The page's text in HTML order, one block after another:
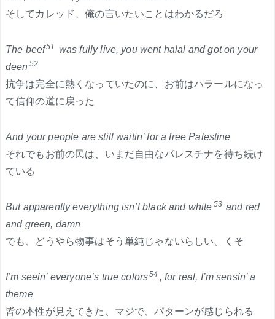
そしてカレッド、俺の言いたいことはわかるだろ
The beef51 was fully live, you went halal and got on your
deen 52
抗争は完全に熱くなっていたのに、お前はハラールになっ
て信仰の道に戻った
And your people are still waitin’ for a free Palestine
それでもお前の民は、いまだ自由なパレスチナを待ち続け
ている
But apparently everything isn’t black and white 53 and red
and green, damn
でも、どうやら物事はそう単純じゃないらしい、くそ
I’m seein’ everyone’s true colors54 , for real, I’m sensin’ a
theme
皆の本性が見えてきた、マジで、パターンが感じられる